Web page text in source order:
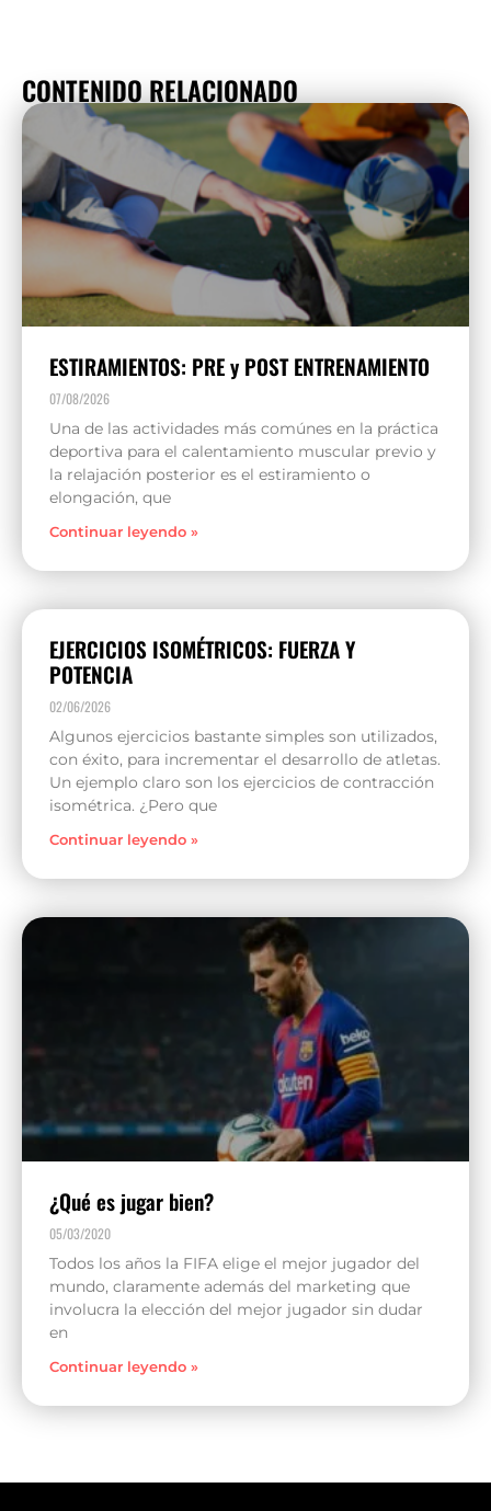
CONTENIDO RELACIONADO
ESTIRAMIENTOS: PRE y POST ENTRENAMIENTO
07/08/2026
Una de las actividades más comúnes en la práctica
deportiva para el calentamiento muscular previo y
la relajación posterior es el estiramiento o
elongación, que
Continuar leyendo »
EJERCICIOS ISOMÉTRICOS: FUERZA Y
POTENCIA
02/06/2026
Algunos ejercicios bastante simples son utilizados,
con éxito, para incrementar el desarrollo de atletas.
Un ejemplo claro son los ejercicios de contracción
isométrica. ¿Pero que
Continuar leyendo »
¿Qué es jugar bien?
05/03/2020
Todos los años la FIFA elige el mejor jugador del
mundo, claramente además del marketing que
involucra la elección del mejor jugador sin dudar
en
Continuar leyendo »